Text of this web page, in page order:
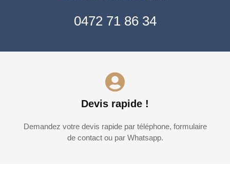
0472 71 86 34
Devis rapide !
Demandez votre devis rapide par téléphone, formulaire
de contact ou par Whatsapp.